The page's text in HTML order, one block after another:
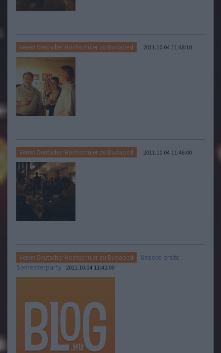
Verein Deutscher Hochschüler zu Budapest 2011.10.04 11:48:10
Verein Deutscher Hochschüler zu Budapest 2011.10.04 11:46:00
Verein Deutscher Hochschüler zu Budapest
Unsere erste
Semesterparty
2011.10.04 11:42:00